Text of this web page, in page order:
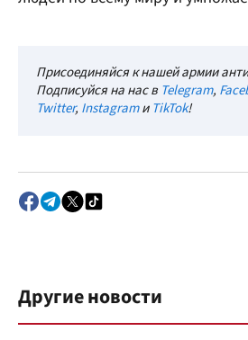
Присоединяйся к нашей армии
Подписуйся на нас в Telegram,
Twitter, InstagramиTikTok!
Другие новости